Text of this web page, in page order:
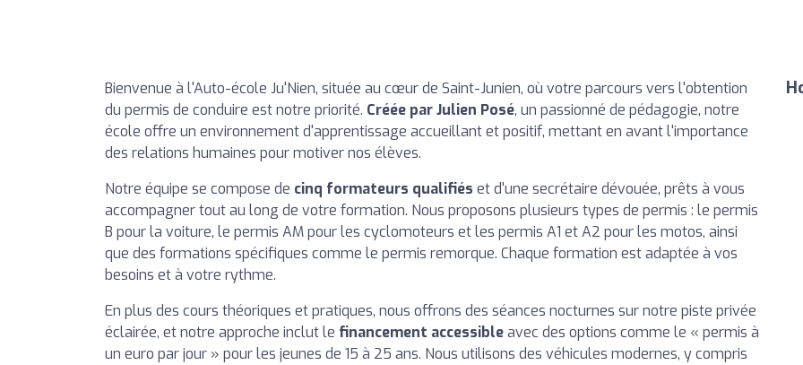
Bienvenue à l'Auto-école Ju'Nien, située au cœur de Saint-Junien, où votre parcours vers l'obtention
du permis de conduire est notre priorité. Créée par Julien Posé, un passionné de pédagogie, notre
école offre un environnement d'apprentissage accueillant et positif, mettant en avant l'importance
des relations humaines pour motiver nos élèves.
Notre équipe se compose de cinq formateurs qualifiés et d'une secrétaire dévouée, prêts à vous
accompagner tout au long de votre formation. Nous proposons plusieurs types de permis : le permis
B pour la voiture, le permis AM pour les cyclomoteurs et les permis A1 et A2 pour les motos, ainsi
que des formations spécifiques comme le permis remorque. Chaque formation est adaptée à vos
besoins et à votre rythme.
En plus des cours théoriques et pratiques, nous offrons des séances nocturnes sur notre piste privée
éclairée, et notre approche inclut le financement accessibleavec des options comme le « permis à
un euro par jour » pour les jeunes de 15 à 25 ans. Nous utilisons des véhicules modernes, y compris